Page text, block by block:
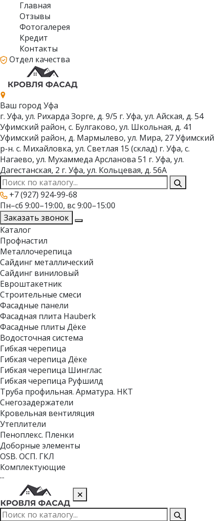
Главная
Отзывы
Фотогалерея
Кредит
Контакты
Отдел качества
Ваш город Уфа
г. Уфа, ул. Рихарда Зорге, д. 9/5 г. Уфа, ул. Айская, д. 54
Уфимский район, с. Булгаково, ул. Школьная, д. 41
Уфимский район, д. Мармылево, ул. Мира, 27Уфимский
р-н. с. Михайловка, ул. Светлая 15 (склад) г. Уфа, с.
Нагаево, ул. Мухаммеда Арсланова 51 г. Уфа, ул.
Дагестанская, 2 г. Уфа, ул. Кольцевая, д. 56А
+7 (927) 924-99-68
Пн–сб 9:00–19:00, вс 9:00–15:00
Заказать звонок
Каталог
Профнастил
Металлочерепица
Сайдинг металлический
Сайдинг виниловый
Евроштакетник
Строительные смеси
Фасадные панели
Фасадная плита Hauberk
Фасадные плиты Дёке
Водосточная система
Гибкая черепица
Гибкая черепица Дёке
Гибкая черепица Шинглас
Гибкая черепица Руфшилд
Труба профильная. Арматура. НКТ
Снегозадержатели
Кровельная вентиляция
Утеплители
Пеноплекс. Пленки
Доборные элементы
OSB. ОСП. ГКЛ
Комплектующие
···
✕